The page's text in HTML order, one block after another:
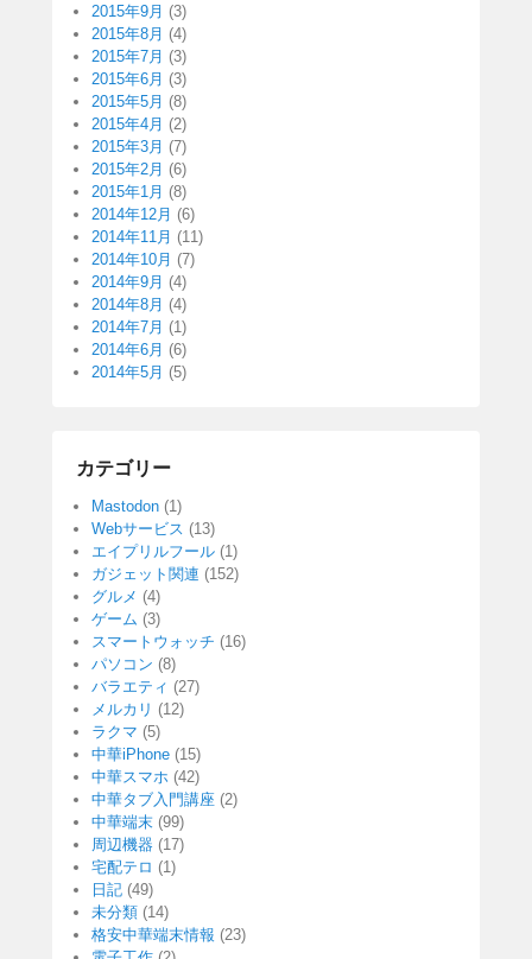
2015年9月 (3)
2015年8月 (4)
2015年7月 (3)
2015年6月 (3)
2015年5月 (8)
2015年4月 (2)
2015年3月 (7)
2015年2月 (6)
2015年1月 (8)
2014年12月 (6)
2014年11月 (11)
2014年10月 (7)
2014年9月 (4)
2014年8月 (4)
2014年7月 (1)
2014年6月 (6)
2014年5月 (5)
カテゴリー
Mastodon (1)
Webサービス (13)
エイプリルフール (1)
ガジェット関連 (152)
グルメ (4)
ゲーム (3)
スマートウォッチ (16)
パソコン (8)
バラエティ (27)
メルカリ (12)
ラクマ (5)
中華iPhone (15)
中華スマホ (42)
中華タブ入門講座 (2)
中華端末 (99)
周辺機器 (17)
宅配テロ (1)
日記 (49)
未分類 (14)
格安中華端末情報 (23)